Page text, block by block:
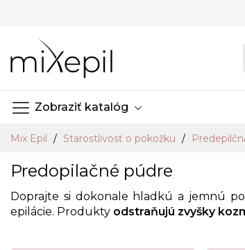
Content
Zobraziť katalóg
Mix Epil Starostlivosť o pokožku
Predopilačné púdre
Doprajte si dokonale hladkú a jemnú
epilácie. Produkty odstraňujú zvyšky